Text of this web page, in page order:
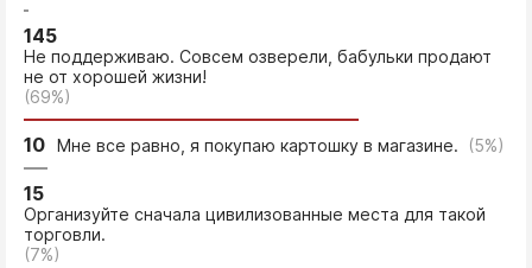
145
Не поддерживаю. Совсем озверели, бабульки продают
не от хорошей жизни!
(69%)
10 Мне все равно, я покупаю картошку в магазине. (5%)
15
Организуйте сначала цивилизованные места для такой
торговли.
(7%)